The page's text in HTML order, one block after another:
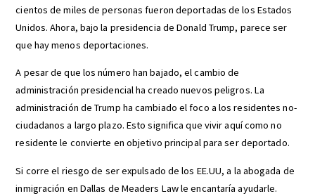
cientos de miles de personas fueron deportadas de los Estados
Unidos. Ahora, bajo la presidencia de Donald Trump, parece ser
que hay menos deportaciones.
A pesar de que los número han bajado, el cambio de
administración presidencial ha creado nuevos peligros. La
administración de Trump ha cambiado el foco a los residentes no-
ciudadanos a largo plazo. Esto significa que vivir aquí como no
residente le convierte en objetivo principal para ser deportado.
Si corre el riesgo de ser expulsado de los EE.UU, a la abogada de
inmigración en Dallas de Meaders Law le encantaría ayudarle.